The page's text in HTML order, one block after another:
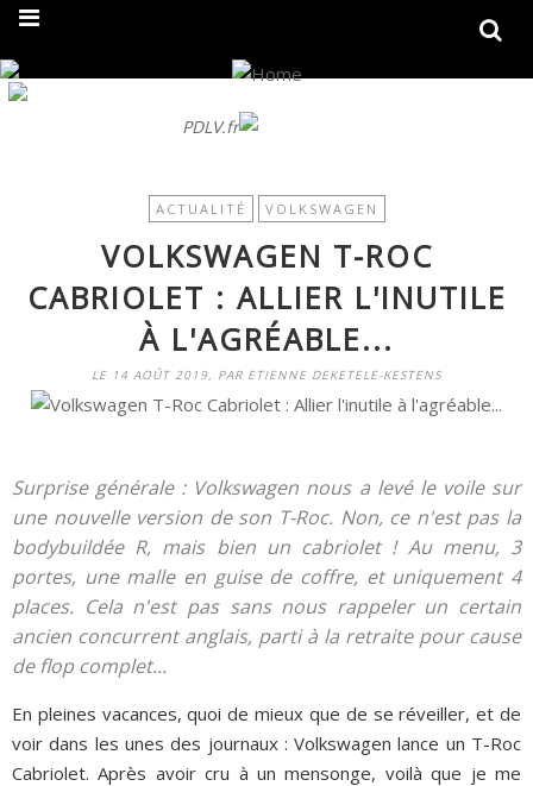
PDLV.fr
ACTUALITÉ VOLKSWAGEN
VOLKSWAGEN T-ROC
CABRIOLET : ALLIER L'INUTILE
À L'AGRÉABLE...
LE 14 AOÛT 2019, PAR ETIENNE DEKETELE-KESTENS
Surprise générale : Volkswagen nous a levé le voile sur
une nouvelle version de son T-Roc. Non, ce n'est pas la
bodybuildée R, mais bien un cabriolet ! Au menu, 3
portes, une malle en guise de coffre, et uniquement 4
places. Cela n'est pas sans nous rappeler un certain
ancien concurrent anglais, parti à la retraite pour cause
de flop complet...
En pleines vacances, quoi de mieux que de se réveiller, et de
voir dans les unes des journaux : Volkswagen lance un T-Roc
Cabriolet. Après avoir cru à un mensonge, voilà que je me